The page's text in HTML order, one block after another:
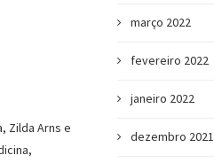
Zilda Arns e
março 2022
fevereiro 2022
janeiro 2022
dezembro 2021